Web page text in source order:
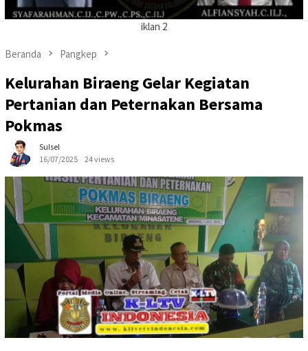
iklan 2
Beranda Pangkep
Kelurahan Biraeng Gelar Kegiatan
Pertanian dan Peternakan Bersama
Pokmas
Sulsel
16/07/2025
24 views